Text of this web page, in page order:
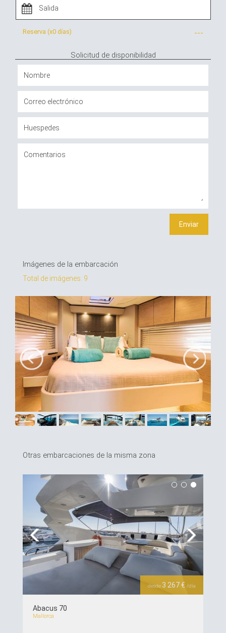
Reserva (x0 días) ---
Solicitud de disponibilidad
Imágenes de la embarcación
Total de imágenes: 9
Otras embarcaciones de la misma zona
Previous Next
desde 3 267 € /día
Abacus 70
Mallorca